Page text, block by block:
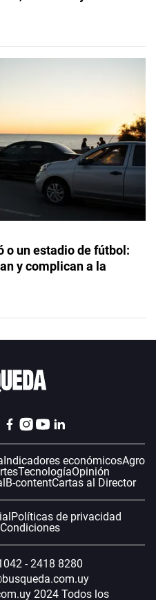
o un estadio de fútbol:
y complican a la
Indicadores económicosAgro
TecnologíaOpinión
B-contentCartas al Director
Políticas de privacidad
- 2418 8280
2024 Todos los